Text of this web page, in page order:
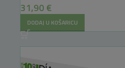
31,90 €
DODAJ U KOŠARICU